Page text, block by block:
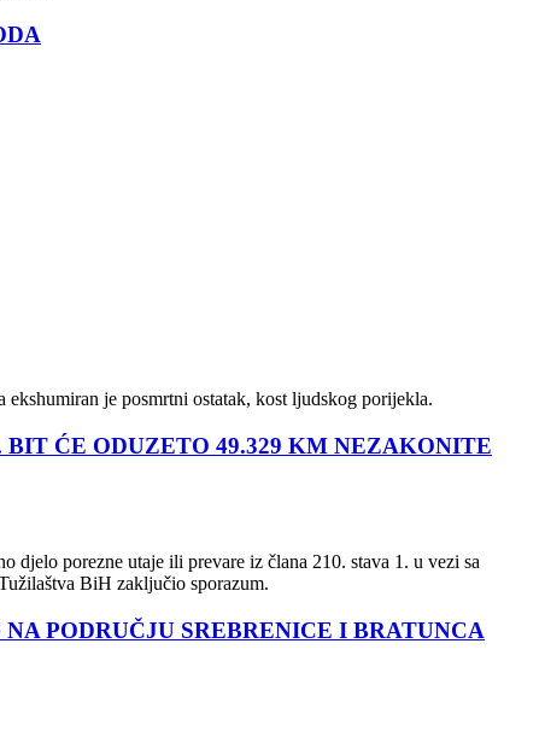
je posmrtni ostatak, kost ljudskog porijekla.
ĆE ODUZETO 49.329 KM NEZAKONITE
porezne utaje ili prevare iz člana 210. stava 1. u vezi sa
BiH zaključio sporazum.
PODRUČJU SREBRENICE I BRATUNCA